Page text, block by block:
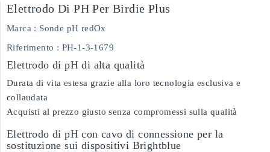
Elettrodo Di PH Per Birdie Plus
Marca : Sonde pH redOx
Riferimento : PH-1-3-1679
Elettrodo di pH di alta qualità
Durata di vita estesa grazie alla loro tecnologia esclusiva e
collaudata
Acquisti al prezzo giusto senza compromessi sulla qualità
Elettrodo di pH con cavo di connessione per la
sostituzione sui dispositivi Brightblue